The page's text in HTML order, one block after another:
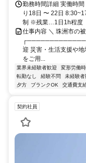
勤務時間詳細 実働時
り18日 〜 22日
制 ※残業…1日1h程度
仕事内容 ＼ 珠洲市の
迎 災害・生活支援や
をご用...
業界未経験者歓迎 変形労働
転勤なし
経験不問 未経験者
夕方
ブランクOK 交通費支
契約社員